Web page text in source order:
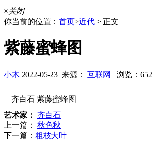
×关闭
你当前的位置： 首页>近代 > 正文
紫藤蜜蜂图
小木 2022-05-23 来源： 互联网 浏览：
齐白石 紫藤蜜蜂图
艺术家： 齐白石
上一篇：
秋色秋
下一篇： 粗枝大叶